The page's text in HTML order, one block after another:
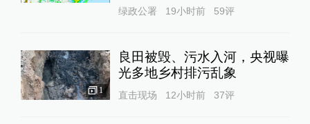
绿政公署 19小时前 59评
1
良田被毁、污水入河，央视曝
光多地乡村排污乱象
直击现场 12小时前 37评